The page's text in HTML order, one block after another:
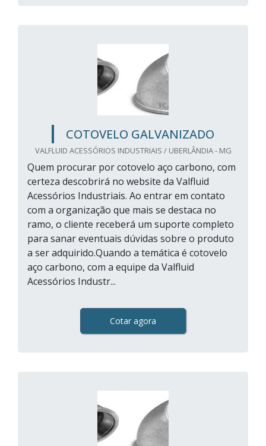
COTOVELO GALVANIZADO
VALFLUID ACESSÓRIOS INDUSTRIAIS / UBERLÂNDIA - MG
Quem procurar por cotovelo aço carbono, com
certeza descobrirá no website da Valfluid
Acessórios Industriais. Ao entrar em contato
com a organização que mais se destaca no
ramo, o cliente receberá um suporte completo
para sanar eventuais dúvidas sobre o produto
a ser adquirido.Quando a temática é cotovelo
aço carbono, com a equipe da Valfluid
Acessórios Industr...
Cotar agora